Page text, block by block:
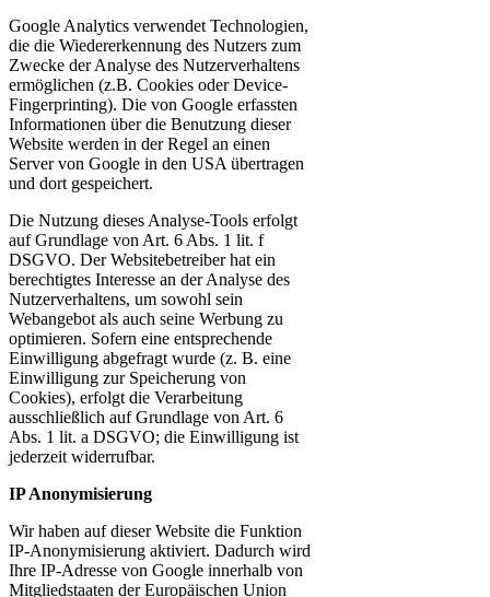
Google Analytics verwendet Technologien,
die die Wiedererkennung des Nutzers zum
Zwecke der Analyse des Nutzerverhaltens
ermöglichen (z.B. Cookies oder Device-
Fingerprinting). Die von Google erfassten
Informationen über die Benutzung dieser
Website werden in der Regel an einen
Server von Google in den USA übertragen
und dort gespeichert.
Die Nutzung dieses Analyse-Tools erfolgt
auf Grundlage von Art. 6 Abs. 1 lit. f
DSGVO. Der Websitebetreiber hat ein
berechtigtes Interesse an der Analyse des
Nutzerverhaltens, um sowohl sein
Webangebot als auch seine Werbung zu
optimieren. Sofern eine entsprechende
Einwilligung abgefragt wurde (z. B. eine
Einwilligung zur Speicherung von
Cookies), erfolgt die Verarbeitung
ausschließlich auf Grundlage von Art. 6
Abs. 1 lit. a DSGVO; die Einwilligung ist
jederzeit widerrufbar.
IP Anonymisierung
Wir haben auf dieser Website die Funktion
IP-Anonymisierung aktiviert. Dadurch wird
Ihre IP-Adresse von Google innerhalb von
Mitgliedstaaten der Europäischen Union